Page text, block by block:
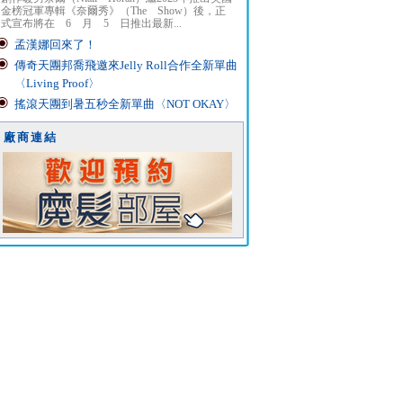
金榜冠軍專輯《奈爾秀》（The Show）後，正
式宣布將在 6 月 5 日推出最新...
孟漢娜回來了！
傳奇天團邦喬飛邀來Jelly Roll合作全新單曲
〈Living Proof〉
搖滾天團到暑五秒全新單曲〈NOT OKAY〉
廠商連結